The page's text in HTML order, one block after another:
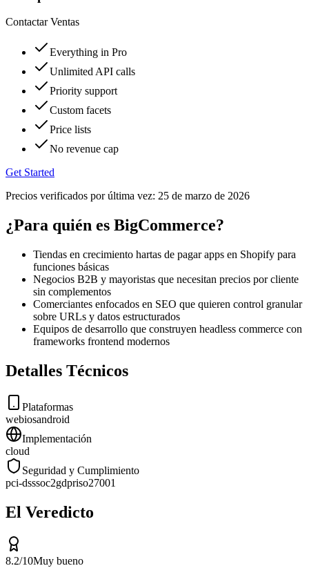
Contactar Ventas
Everything in Pro
Unlimited API calls
Priority support
Custom facets
Price lists
No revenue cap
Get Started
Precios verificados por última vez: 25 de marzo de 2026
¿Para quién es BigCommerce?
Tiendas en crecimiento hartas de pagar apps en Shopify para
funciones básicas
Negocios B2B y mayoristas que necesitan precios por cliente
sin complementos
Comerciantes enfocados en SEO que quieren control granular
sobre URLs y datos estructurados
Equipos de desarrollo que construyen headless commerce con
frameworks frontend modernos
Detalles Técnicos
Plataformas
webiosandroid
Implementación
cloud
Seguridad y Cumplimiento
pci-dsssoc2gdpriso27001
El Veredicto
8.2/10Muy bueno